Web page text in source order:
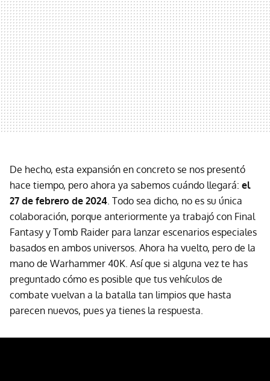
De hecho, esta expansión en concreto se nos presentó
hace tiempo, pero ahora ya sabemos cuándo llegará: el
27 de febrero de 2024. Todo sea dicho, no es su única
colaboración, porque anteriormente ya trabajó con Final
Fantasy y Tomb Raider para lanzar escenarios especiales
basados en ambos universos. Ahora ha vuelto, pero de la
mano de Warhammer 40K. Así que si alguna vez te has
preguntado cómo es posible que tus vehículos de
combate vuelvan a la batalla tan limpios que hasta
parecen nuevos, pues ya tienes la respuesta.